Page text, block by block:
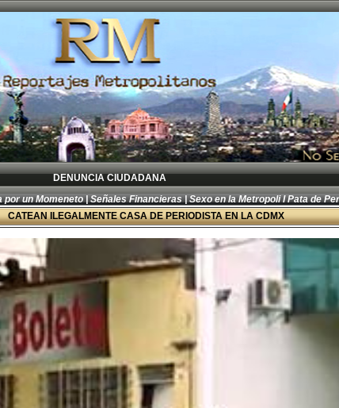
DENUNCIA CIUDADANA
por un Momeneto|Señales Financieras|Sexo en la Metropoli IPata de
CATEAN ILEGALMENTE CASA DE PERIODISTA EN LA CDMX